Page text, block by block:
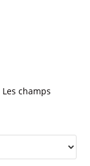
Les champs